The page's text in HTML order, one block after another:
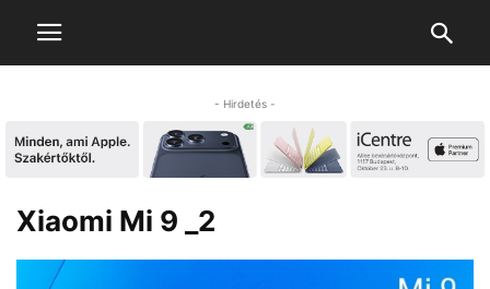
- Hirdetés -
Xiaomi Mi 9 _2